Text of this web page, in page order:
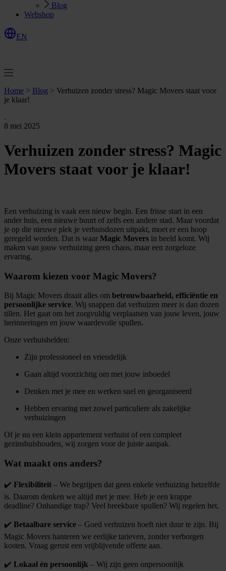
Blog
Webshop
EN
Home > Blog > Verhuizen zonder stress? Magic Movers staat voor
je klaar!
.
8 mei 2025
Verhuizen zonder stress? Magic
Movers staat voor je klaar!
Een verhuizing is vaak een nieuw begin. Een frisse start in een
ander huis, een nieuwe buurt of zelfs een andere stad. Maar voordat
je op die nieuwe plek je verhuisdozen uitpakt, moet er een hoop
geregeld worden. Dat is waar Magic Movers in beeld komt. Wij
maken van jouw verhuizing geen chaos, maar een zorgeloze
ervaring.
Waarom kiezen voor Magic Movers?
Bij Magic Movers draait alles om betrouwbaarheid, efficiëntie en
persoonlijke service. Wij snappen dat verhuizen meer is dan dozen
tillen. Het gaat om het zorgvuldig verplaatsen van jouw leven, jouw
herinneringen en jouw waardevolle spullen.
Onze verhuishelden:
Zijn professioneel en vriendelijk
Gaan altijd voorzichtig om met jouw inboedel
Denken met je mee en werken snel en georganiseerd
Hebben ervaring met zowel particuliere als zakelijke
verhuizingen
Of je nu een klein appartement verhuist of een compleet
gezinshuishouden, wij zorgen voor de juiste aanpak.
Wat maakt ons anders?
✔️ Flexibiliteit – We begrijpen dat geen enkele verhuizing hetzelfde
is. Daarom denken we altijd met je mee. Heb je een krappe
deadline? Onhandige trap? Veel breekbare spullen? Wij regelen het.
✔️ Betaalbare service – Goed verhuizen hoeft niet duur te zijn. Bij
Magic Movers hanteren we eerlijke tarieven, zonder verborgen
kosten. Vraag gerust een vrijblijvende offerte aan.
✔️ Lokaal én persoonlijk – Wij zijn geen onpersoonlijk